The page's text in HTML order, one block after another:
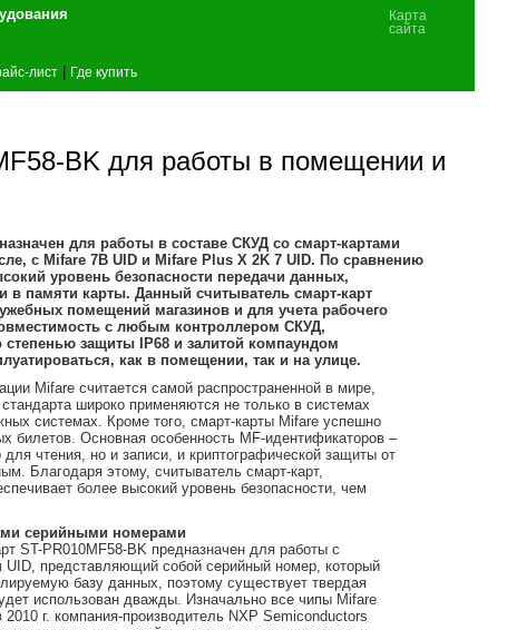
Карта
сайта
лист Где купить
BK для работы в помещении и
для работы в составе СКУД со смарт-картами
с Mifare 7B UID и Mifare Plus X 2K 7 UID. По сравнению
уровень безопасности передачи данных,
в памяти карты. Данный считыватель смарт-карт
помещений магазинов и для учета рабочего
с любым контроллером СКУД,
защиты IP68 и залитой компаундом
как в помещении, так и на улице.
Mifare считается самой распространенной в мире,
широко применяются не только в системах
системах. Кроме того, смарт-карты Mifare успешно
билетов. Основная особенность MF-идентификаторов –
чтения, но и записи, и криптографической защиты от
Благодаря этому, считыватель смарт-карт,
более высокий уровень безопасности, чем
серийными номерами
ST-PR010MF58-BK предназначен для работы с
представляющий собой серийный номер, который
базу данных, поэтому существует твердая
использован дважды. Изначально все чипы Mifare
г. компания-производитель NXP Semiconductors